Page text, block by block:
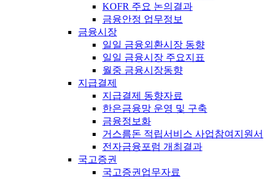
KOFR 주요 논의결과
금융안정 업무정보
금융시장
일일 금융외환시장 동향
일일 금융시장 주요지표
월중 금융시장동향
지급결제
지급결제 동향자료
한은금융망 운영 및 구축
금융정보화
거스름돈 적립서비스 사업참여지원서
전자금융포럼 개최결과
국고증권
국고증권업무자료